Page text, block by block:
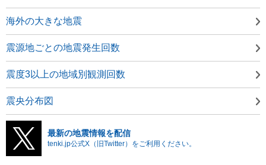
海外の大きな地震
震源地ごとの地震発生回数
震度3以上の地域別観測回数
震央分布図
最新の地震情報を配信
tenki.jp公式X（旧Twitter）をご利用ください。